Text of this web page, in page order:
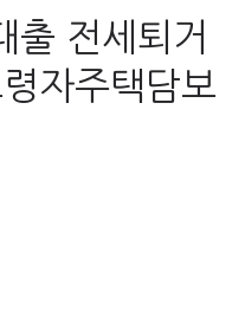
출 전세퇴거
자주택담보